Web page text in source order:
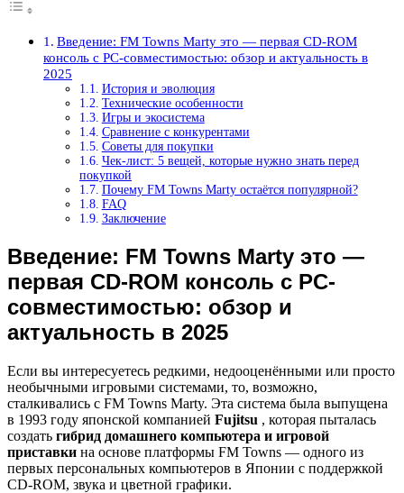
Введение: FM Towns Marty это — первая CD-ROM
консоль с PC-совместимостью: обзор и актуальность в
2025
История и эволюция
Технические особенности
Игры и экосистема
Сравнение с конкурентами
Советы для покупки
Чек-лист: 5 вещей, которые нужно знать перед
покупкой
Почему FM Towns Marty остаётся популярной?
FAQ
Заключение
Введение: FM Towns Marty это —
первая CD-ROM консоль с PC-
совместимостью: обзор и
актуальность в 2025
Если вы интересуетесь редкими, недооценёнными или просто
необычными игровыми системами, то, возможно,
сталкивались с FM Towns Marty. Эта система была выпущена
в 1993 году японской компанией Fujitsu , которая пыталась
создать гибрид домашнего компьютера и игровой
приставки на основе платформы FM Towns — одного из
первых персональных компьютеров в Японии с поддержкой
CD-ROM, звука и цветной графики.